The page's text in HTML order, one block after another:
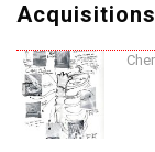
Acquisitions